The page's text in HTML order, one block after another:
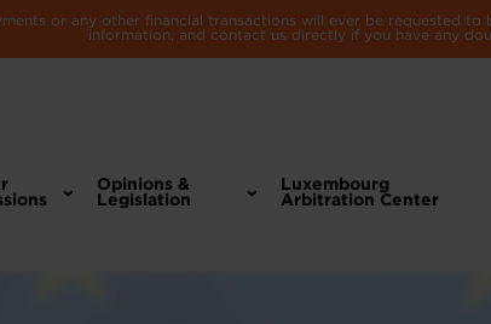
or any other financial transactions will ever be requested
information, and contact us directly if you have any
Opinions &
Legislation
Luxembourg
Arbitration Center